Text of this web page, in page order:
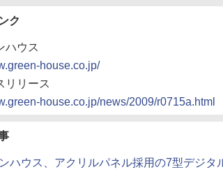
ク
ハウス
house.co.jp/
リリース
house.co.jp/news/2009/r0715a.html
ハウス、アクリルパネル採用の7型デジタ